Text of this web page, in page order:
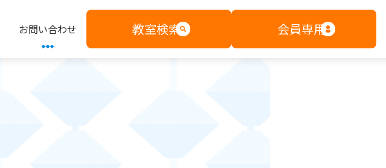
お問い合わせ 教室検索 会員専用